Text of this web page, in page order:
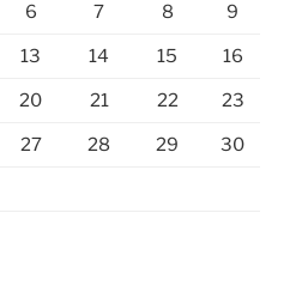
6 7 8 9
13 14 15 16
20 21 22 23
27 28 29 30